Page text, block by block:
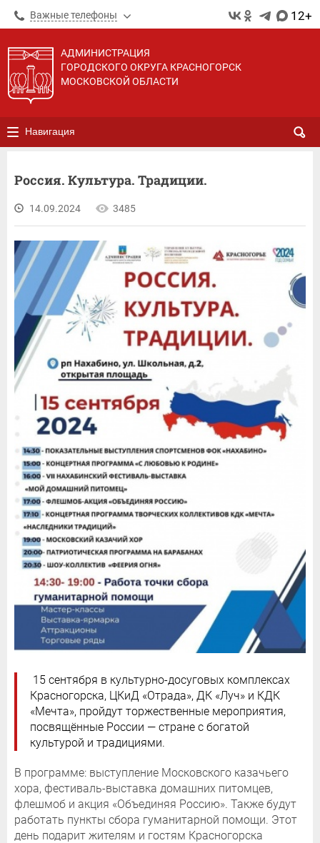
Важные телефоны 12+
АДМИНИСТРАЦИЯ
ГОРОДСКОГО ОКРУГА КРАСНОГОРСК
МОСКОВСКОЙ ОБЛАСТИ
Навигация
Россия. Культура. Традиции.
14.09.2024 3485
15 сентября в культурно-досуговых комплексах
Красногорска, ЦКиД «Отрада», ДК «Луч» и КДК
«Мечта», пройдут торжественные мероприятия,
посвящённые России — стране с богатой
культурой и традициями.
В программе: выступление Московского казачьего
хора, фестиваль-выставка домашних питомцев,
флешмоб и акция «Объединяя Россию». Также будут
работать пункты сбора гуманитарной помощи. Этот
день подарит жителям и гостям Красногорска